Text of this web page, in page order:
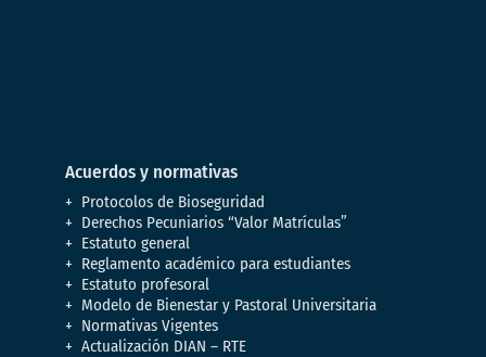
Acuerdos y normativas
Protocolos de Bioseguridad
Derechos Pecuniarios “Valor Matrículas”
Estatuto general
Reglamento académico para estudiantes
Estatuto profesoral
Modelo de Bienestar y Pastoral Universitaria
Normativas Vigentes
Actualización DIAN – RTE